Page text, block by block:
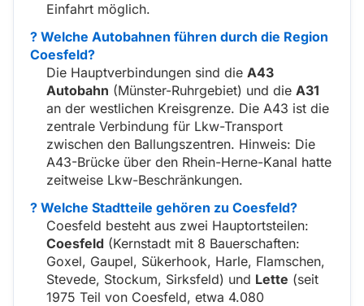
Einfahrt möglich.
? Welche Autobahnen führen durch die Region
Coesfeld?
Die Hauptverbindungen sind die A43
Autobahn (Münster-Ruhrgebiet) und die A31
an der westlichen Kreisgrenze. Die A43 ist die
zentrale Verbindung für Lkw-Transport
zwischen den Ballungszentren. Hinweis: Die
A43-Brücke über den Rhein-Herne-Kanal hatte
zeitweise Lkw-Beschränkungen.
? Welche Stadtteile gehören zu Coesfeld?
Coesfeld besteht aus zwei Hauptortsteilen:
Coesfeld (Kernstadt mit 8 Bauerschaften:
Goxel, Gaupel, Sükerhook, Harle, Flamschen,
Stevede, Stockum, Sirksfeld) und Lette (seit
1975 Teil von Coesfeld, etwa 4.080